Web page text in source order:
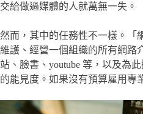
交給做過媒體的人就萬無一失。
然而，其中的任務性不一樣。「
維護、經營一個組織的所有網路
站、臉書、youtube 等，以及為
的能見度。如果沒有預算雇用專